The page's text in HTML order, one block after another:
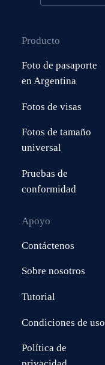
Producto
Foto de pasaporte
en Argentina
Fotos de visas
Fotos de tamaño
universal
Pruebas de
conformidad
Apoyo
Contáctenos
Sobre nosotros
Tutorial
Condiciones de uso
Política de